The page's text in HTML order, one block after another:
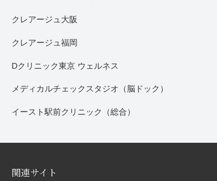
クレアージュ大阪
クレアージュ福岡
Dクリニック東京 ウェルネス
メディカルチェックスタジオ（脳ドック）
イースト駅前クリニック（総合）
関連サイト